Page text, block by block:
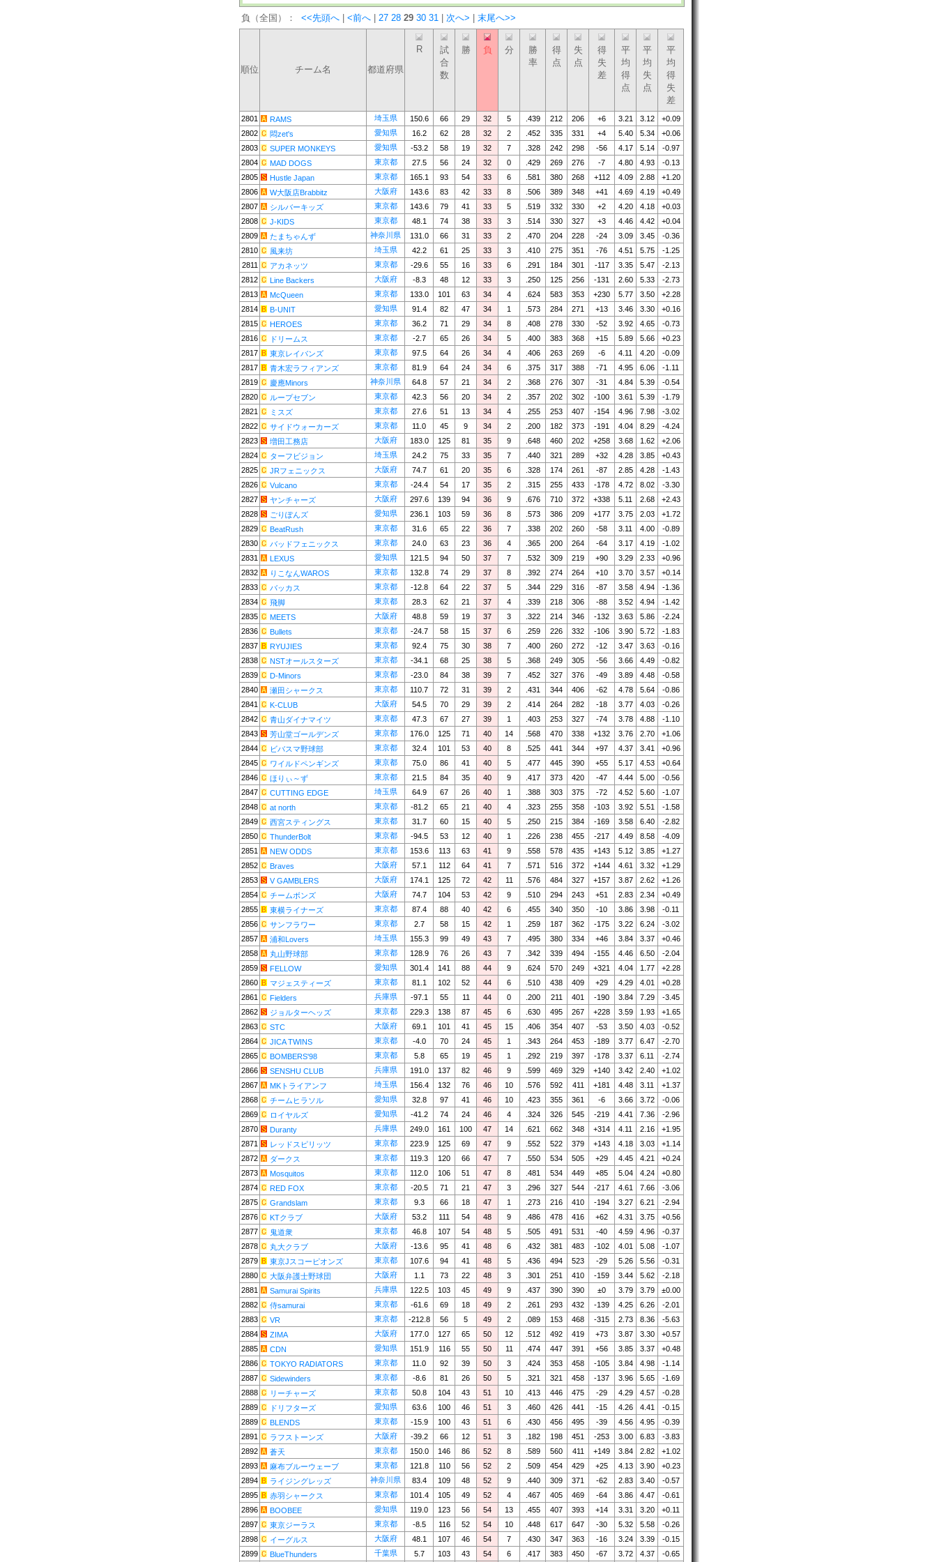
負（全国）： <<先頭へ <前へ 27 28 29 30 31 次へ> 末尾へ>>
順位 チーム名 都道府県
R
試
合
数
勝 負 分
勝
率
得
点
失
点
得
失
差
平
均
得
点
平
均
失
点
平
均
得
失
差
2801 RAMS 埼玉県 150.6 66 29 32 5 .439 212 206 +6 3.21 3.12
+0.09
2802
悶zet's 愛知県 16.2 62 28 32 2 .452 335 331 +4 5.40 5.34
+0.06
2803
SUPER MONKEYS 愛知県 -53.2 58 19 32 7 .328 242 298 -56 4.17 5.14
-0.97
2804
MAD DOGS 東京都 27.5 56 24 32 0 .429 269 276 -7 4.80 4.93
-0.13
2805
Hustle Japan 東京都 165.1 93 54 33 6 .581 380 268 +112 4.09 2.88
+1.20
2806
W大阪店Brabbitz 大阪府 143.6 83 42 33 8 .506 389 348 +41 4.69 4.19
+0.49
2807
シルバーキッズ 東京都 143.6 79 41 33 5 .519 332 330 +2 4.20 4.18
+0.03
2808
J-KIDS 東京都 48.1 74 38 33 3 .514 330 327 +3 4.46 4.42
+0.04
2809
たまちゃんず 神奈川県 131.0 66 31 33 2 .470 204 228 -24 3.09 3.45
-0.36
2810
風来坊 埼玉県 42.2 61 25 33 3 .410 275 351 -76 4.51 5.75
-1.25
2811
アカネッツ 東京都 -29.6 55 16 33 6 .291 184 301 -117 3.35 5.47
-2.13
2812
Line Backers 大阪府 -8.3 48 12 33 3 .250 125 256 -131 2.60 5.33
-2.73
2813
McQueen 東京都 133.0 101 63 34 4 .624 583 353 +230 5.77 3.50
+2.28
2814
B-UNIT 愛知県 91.4 82 47 34 1 .573 284 271 +13 3.46 3.30
+0.16
2815
HEROES 東京都 36.2 71 29 34 8 .408 278 330 -52 3.92 4.65
-0.73
2816
ドリームス 東京都 -2.7 65 26 34 5 .400 383 368 +15 5.89 5.66
+0.23
2817
東京レイバンズ 東京都 97.5 64 26 34 4 .406 263 269 -6 4.11 4.20
-0.09
2817
青木宏ラフィアンズ 東京都 81.9 64 24 34 6 .375 317 388 -71 4.95 6.06
-1.11
2819
慶應Minors 神奈川県 64.8 57 21 34 2 .368 276 307 -31 4.84 5.39
-0.54
2820
ループセブン 東京都 42.3 56 20 34 2 .357 202 302 -100 3.61 5.39
-1.79
2821
ミスズ 東京都 27.6 51 13 34 4 .255 253 407 -154 4.96 7.98
-3.02
2822
サイドウォーカーズ 東京都 11.0 45 9 34 2 .200 182 373 -191 4.04 8.29
-4.24
2823
増田工務店 大阪府 183.0 125 81 35 9 .648 460 202 +258 3.68 1.62
+2.06
2824
ターフビジョン 埼玉県 24.2 75 33 35 7 .440 321 289 +32 4.28 3.85
+0.43
2825
JRフェニックス 大阪府 74.7 61 20 35 6 .328 174 261 -87 2.85 4.28
-1.43
2826
Vulcano 東京都 -24.4 54 17 35 2 .315 255 433 -178 4.72 8.02
-3.30
2827
ヤンチャーズ 大阪府 297.6 139 94 36 9 .676 710 372 +338 5.11 2.68
+2.43
2828
ごりぽんズ 愛知県 236.1 103 59 36 8 .573 386 209 +177 3.75 2.03
+1.72
2829
BeatRush 東京都 31.6 65 22 36 7 .338 202 260 -58 3.11 4.00
-0.89
2830
バッドフェニックス 東京都 24.0 63 23 36 4 .365 200 264 -64 3.17 4.19
-1.02
2831
LEXUS 愛知県 121.5 94 50 37 7 .532 309 219 +90 3.29 2.33
+0.96
2832
りこなんWAROS 東京都 132.8 74 29 37 8 .392 274 264 +10 3.70 3.57
+0.14
2833
バッカス 東京都 -12.8 64 22 37 5 .344 229 316 -87 3.58 4.94
-1.36
2834
飛脚 東京都 28.3 62 21 37 4 .339 218 306 -88 3.52 4.94
-1.42
2835
MEETS 大阪府 48.8 59 19 37 3 .322 214 346 -132 3.63 5.86
-2.24
2836
Bullets 東京都 -24.7 58 15 37 6 .259 226 332 -106 3.90 5.72
-1.83
2837
RYUJIES 東京都 92.4 75 30 38 7 .400 260 272 -12 3.47 3.63
-0.16
2838
NSTオールスターズ 東京都 -34.1 68 25 38 5 .368 249 305 -56 3.66 4.49
-0.82
2839
D-Minors 東京都 -23.0 84 38 39 7 .452 327 376 -49 3.89 4.48
-0.58
2840
瀬田シャークス 東京都 110.7 72 31 39 2 .431 344 406 -62 4.78 5.64
-0.86
2841
K-CLUB 大阪府 54.5 70 29 39 2 .414 264 282 -18 3.77 4.03
-0.26
2842
青山ダイナマイツ 東京都 47.3 67 27 39 1 .403 253 327 -74 3.78 4.88
-1.10
2843
芳山堂ゴールデンズ 東京都 176.0 125 71 40 14 .568 470 338 +132 3.76 2.70
+1.06
2844
ビバスマ野球部 東京都 32.4 101 53 40 8 .525 441 344 +97 4.37 3.41
+0.96
2845
ワイルドペンギンズ 東京都 75.0 86 41 40 5 .477 445 390 +55 5.17 4.53
+0.64
2846
ほりぃ～ず 東京都 21.5 84 35 40 9 .417 373 420 -47 4.44 5.00
-0.56
2847
CUTTING EDGE 埼玉県 64.9 67 26 40 1 .388 303 375 -72 4.52 5.60
-1.07
2848
at north 東京都 -81.2 65 21 40 4 .323 255 358 -103 3.92 5.51
-1.58
2849
西宮スティングス 東京都 31.7 60 15 40 5 .250 215 384 -169 3.58 6.40
-2.82
2850
ThunderBolt 東京都 -94.5 53 12 40 1 .226 238 455 -217 4.49 8.58
-4.09
2851
NEW ODDS 東京都 153.6 113 63 41 9 .558 578 435 +143 5.12 3.85
+1.27
2852
Braves 大阪府 57.1 112 64 41 7 .571 516 372 +144 4.61 3.32
+1.29
2853
V GAMBLERS 大阪府 174.1 125 72 42 11 .576 484 327 +157 3.87 2.62
+1.26
2854
チームボンズ 大阪府 74.7 104 53 42 9 .510 294 243 +51 2.83 2.34
+0.49
2855
東横ライナーズ 東京都 87.4 88 40 42 6 .455 340 350 -10 3.86 3.98
-0.11
2856
サンフラワー 東京都 2.7 58 15 42 1 .259 187 362 -175 3.22 6.24
-3.02
2857
浦和Lovers 埼玉県 155.3 99 49 43 7 .495 380 334 +46 3.84 3.37
+0.46
2858
丸山野球部 東京都 128.9 76 26 43 7 .342 339 494 -155 4.46 6.50
-2.04
2859
FELLOW 愛知県 301.4 141 88 44 9 .624 570 249 +321 4.04 1.77
+2.28
2860
マジェスティーズ 東京都 81.1 102 52 44 6 .510 438 409 +29 4.29 4.01
+0.28
2861
Fielders 兵庫県 -97.1 55 11 44 0 .200 211 401 -190 3.84 7.29
-3.45
2862
ジョルターヘッズ 東京都 229.3 138 87 45 6 .630 495 267 +228 3.59 1.93
+1.65
2863
STC 大阪府 69.1 101 41 45 15 .406 354 407 -53 3.50 4.03
-0.52
2864
JICA TWINS 東京都 -4.0 70 24 45 1 .343 264 453 -189 3.77 6.47
-2.70
2865
BOMBERS'98 東京都 5.8 65 19 45 1 .292 219 397 -178 3.37 6.11
-2.74
2866
SENSHU CLUB 兵庫県 191.0 137 82 46 9 .599 469 329 +140 3.42 2.40
+1.02
2867
MKトライアンフ 埼玉県 156.4 132 76 46 10 .576 592 411 +181 4.48 3.11
+1.37
2868
チームヒラソル 愛知県 32.8 97 41 46 10 .423 355 361 -6 3.66 3.72
-0.06
2869
ロイヤルズ 愛知県 -41.2 74 24 46 4 .324 326 545 -219 4.41 7.36
-2.96
2870
Duranty 兵庫県 249.0 161 100 47 14 .621 662 348 +314 4.11 2.16
+1.95
2871
レッドスピリッツ 東京都 223.9 125 69 47 9 .552 522 379 +143 4.18 3.03
+1.14
2872
ダークス 東京都 119.3 120 66 47 7 .550 534 505 +29 4.45 4.21
+0.24
2873
Mosquitos 東京都 112.0 106 51 47 8 .481 534 449 +85 5.04 4.24
+0.80
2874
RED FOX 東京都 -20.5 71 21 47 3 .296 327 544 -217 4.61 7.66
-3.06
2875
Grandslam 東京都 9.3 66 18 47 1 .273 216 410 -194 3.27 6.21
-2.94
2876
KTクラブ 大阪府 53.2 111 54 48 9 .486 478 416 +62 4.31 3.75
+0.56
2877
鬼道衆 東京都 46.8 107 54 48 5 .505 491 531 -40 4.59 4.96
-0.37
2878
丸大クラブ 大阪府 -13.6 95 41 48 6 .432 381 483 -102 4.01 5.08
-1.07
2879
東京Jスコーピオンズ 東京都 107.6 94 41 48 5 .436 494 523 -29 5.26 5.56
-0.31
2880
大阪弁護士野球団 大阪府 1.1 73 22 48 3 .301 251 410 -159 3.44 5.62
-2.18
2881
Samurai Spirits 兵庫県 122.5 103 45 49 9 .437 390 390 ±0 3.79 3.79
±0.00
2882
侍samurai 東京都 -61.6 69 18 49 2 .261 293 432 -139 4.25 6.26
-2.01
2883
VR 東京都 -212.8 56 5 49 2 .089 153 468 -315 2.73 8.36
-5.63
2884
ZIMA 大阪府 177.0 127 65 50 12 .512 492 419 +73 3.87 3.30
+0.57
2885
CDN 愛知県 151.9 116 55 50 11 .474 447 391 +56 3.85 3.37
+0.48
2886
TOKYO RADIATORS 東京都 11.0 92 39 50 3 .424 353 458 -105 3.84 4.98
-1.14
2887
Sidewinders 東京都 -8.6 81 26 50 5 .321 321 458 -137 3.96 5.65
-1.69
2888
リーチャーズ 東京都 50.8 104 43 51 10 .413 446 475 -29 4.29 4.57
-0.28
2889
ドリフターズ 愛知県 63.6 100 46 51 3 .460 426 441 -15 4.26 4.41
-0.15
2889
BLENDS 東京都 -15.9 100 43 51 6 .430 456 495 -39 4.56 4.95
-0.39
2891
ラフストーンズ 大阪府 -39.2 66 12 51 3 .182 198 451 -253 3.00 6.83
-3.83
2892
蒼天 東京都 150.0 146 86 52 8 .589 560 411 +149 3.84 2.82
+1.02
2893
麻布ブルーウェーブ 東京都 121.8 110 56 52 2 .509 454 429 +25 4.13 3.90
+0.23
2894
ライジングレッズ 神奈川県 83.4 109 48 52 9 .440 309 371 -62 2.83 3.40
-0.57
2895
赤羽シャークス 東京都 101.4 105 49 52 4 .467 405 469 -64 3.86 4.47
-0.61
2896
BOOBEE 愛知県 119.0 123 56 54 13 .455 407 393 +14 3.31 3.20
+0.11
2897
東京ジーラス 東京都 -8.5 116 52 54 10 .448 617 647 -30 5.32 5.58
-0.26
2898
イーグルス 大阪府 48.1 107 46 54 7 .430 347 363 -16 3.24 3.39
-0.15
2899
BlueThunders 千葉県 5.7 103 43 54 6 .417 383 450 -67 3.72 4.37 -0.65